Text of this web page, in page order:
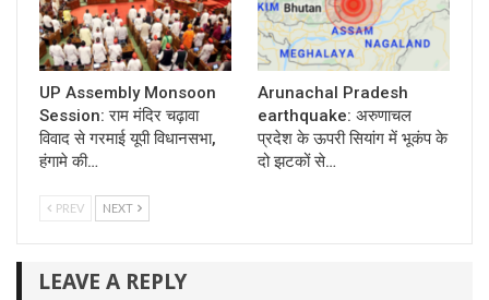
UP Assembly Monsoon
Session: राम मंदिर चढ़ावा
विवाद से गरमाई यूपी विधानसभा,
हंगामे की…
Arunachal Pradesh
earthquake: अरुणाचल
प्रदेश के ऊपरी सियांग में भूकंप के
दो झटकों से…
PREV NEXT
LEAVE A REPLY